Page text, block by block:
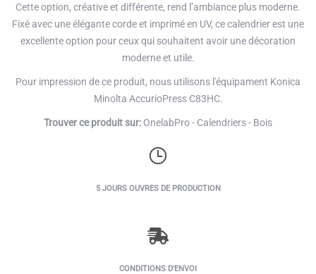
Cette option, créative et différente, rend l’ambiance plus moderne.
Fixé avec une élégante corde et imprimé en UV, ce calendrier est une
excellente option pour ceux qui souhaitent avoir une décoration
moderne et utile.
Pour impression de ce produit, nous utilisons l'équipament Konica
Minolta AccurioPress C83HC.
Trouver ce produit sur: OnelabPro - Calendriers - Bois
5 JOURS OUVRES DE PRODUCTION
CONDITIONS D'ENVOI